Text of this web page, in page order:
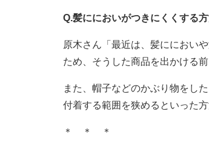
Q.髪ににおいがつきにくくする方
原木さん「最近は、髪ににおい
ため、そうした商品を出かける
また、帽子などのかぶり物をし
付着する範囲を狭めるといった方
＊ ＊ ＊